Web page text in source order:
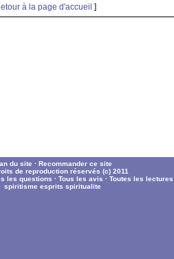
à la page d'accueil ]
du site · Recommander ce site
de reproduction réservés (c) 2011
les questions · Tous les avis · Toutes les lectures
spiritisme esprits spiritualite